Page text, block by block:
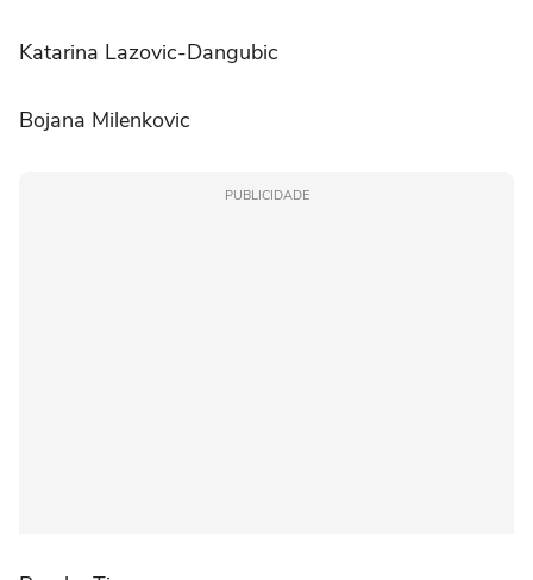
Katarina Lazovic-Dangubic
Bojana Milenkovic
PUBLICIDADE